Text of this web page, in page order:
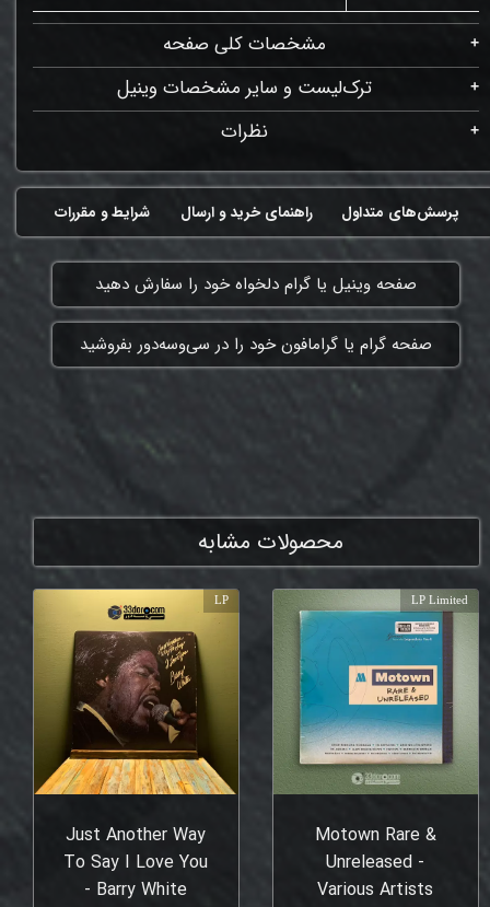
مشخصات کلی صفحه
ترک‌لیست و سایر مشخصات وینیل
نظرات
شرایط و مقررات راهنمای خرید و ارسال پرسش‌های متداول
​صفحه وینیل یا گرام دلخواه خود را سفارش دهید
​صفحه گرام یا گرامافون خود را در سی‌وسه‌دور بفروشید
محصولات مشابه
Motown Rare &
Unreleased -
Various Artists
LP Limited
Just Another Way
To Say I Love You
- Barry White
LP